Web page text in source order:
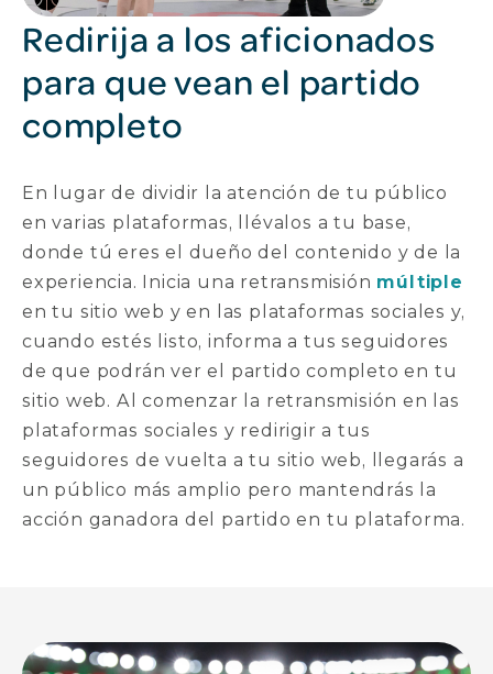
Redirija a los aficionados
para que vean el partido
completo
En lugar de dividir la atención de tu público
en varias plataformas, llévalos a tu base,
donde tú eres el dueño del contenido y de la
experiencia. Inicia una retransmisión múltiple
en tu sitio web y en las plataformas sociales y,
cuando estés listo, informa a tus seguidores
de que podrán ver el partido completo en tu
sitio web. Al comenzar la retransmisión en las
plataformas sociales y redirigir a tus
seguidores de vuelta a tu sitio web, llegarás a
un público más amplio pero mantendrás la
acción ganadora del partido en tu plataforma.